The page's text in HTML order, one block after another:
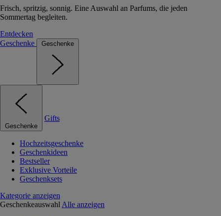
Frisch, spritzig, sonnig. Eine Auswahl an Parfums, die jeden
Sommertag begleiten.
Entdecken
Geschenke
Geschenke
Geschenke
Gifts
Hochzeitsgeschenke
Geschenkideen
Bestseller
Exklusive Vorteile
Geschenksets
Kategorie anzeigen
Geschenkeauswahl Alle anzeigen